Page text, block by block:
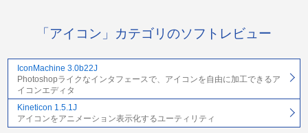
「アイコン」カテゴリのソフトレビュー
IconMachine 3.0b22J
Photoshopライクなインタフェースで、アイコンを自由に加工できるア
イコンエディタ
Kineticon 1.5.1J
アイコンをアニメーション表示化するユーティリティ